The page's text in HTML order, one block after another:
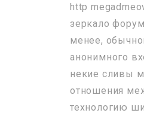
http
зеркало
менее,
анонимного
некие сливы
отношения
технологию